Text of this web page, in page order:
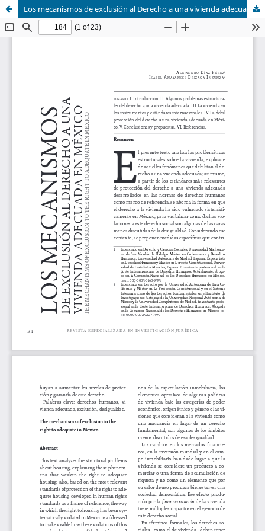
Los mecanismos de exclusión al Derecho a una vivienda adecuada en México / The mechanisms of exclusion to the right to adequate in Mexico